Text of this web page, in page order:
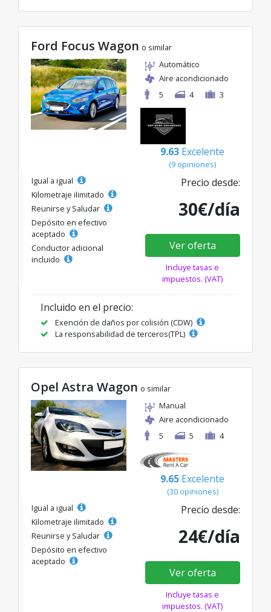
Ford Focus Wagon o similar
Automático
Aire acondicionado
5
4 3
9.63 Excelente
(9 opiniones)
Igual a igual
Kilometraje ilimitado
Reunirse y Saludar
Depósito en efectivo
aceptado
Conductor adicional
incluido
Precio desde:
30€/día
Ver oferta
Incluye tasas e
impuestos. (VAT)
Incluido en el precio:
Exención de daños por colisión (CDW)
La responsabilidad de terceros(TPL)
Opel Astra Wagon o similar
Manual
Aire acondicionado
5
5 4
9.65 Excelente
(30 opiniones)
Igual a igual
Kilometraje ilimitado
Reunirse y Saludar
Depósito en efectivo
aceptado
Precio desde:
24€/día
Ver oferta
Incluye tasas e
impuestos. (VAT)